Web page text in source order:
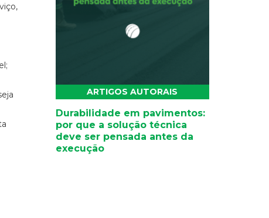
ARTIGOS AUTORAIS
Durabilidade em pavimentos:
por que a solução técnica
deve ser pensada antes da
execução